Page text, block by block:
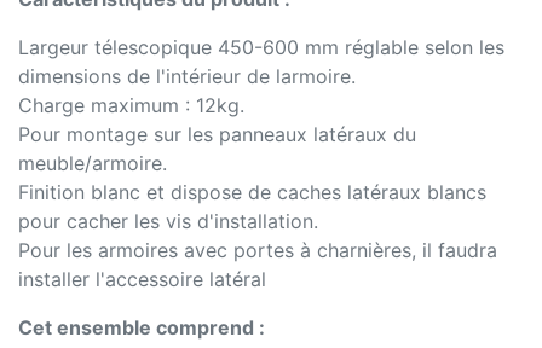
Largeur télescopique 450-600 mm réglable selon les
dimensions de l'intérieur de larmoire.
Charge maximum : 12kg.
Pour montage sur les panneaux latéraux du
meuble/armoire.
Finition blanc et dispose de caches latéraux blancs
pour cacher les vis d'installation.
Pour les armoires avec portes à charnières, il faudra
installer l'accessoire latéral
Cet ensemble comprend :